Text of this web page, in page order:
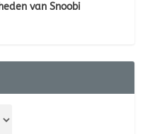
van Snoobi